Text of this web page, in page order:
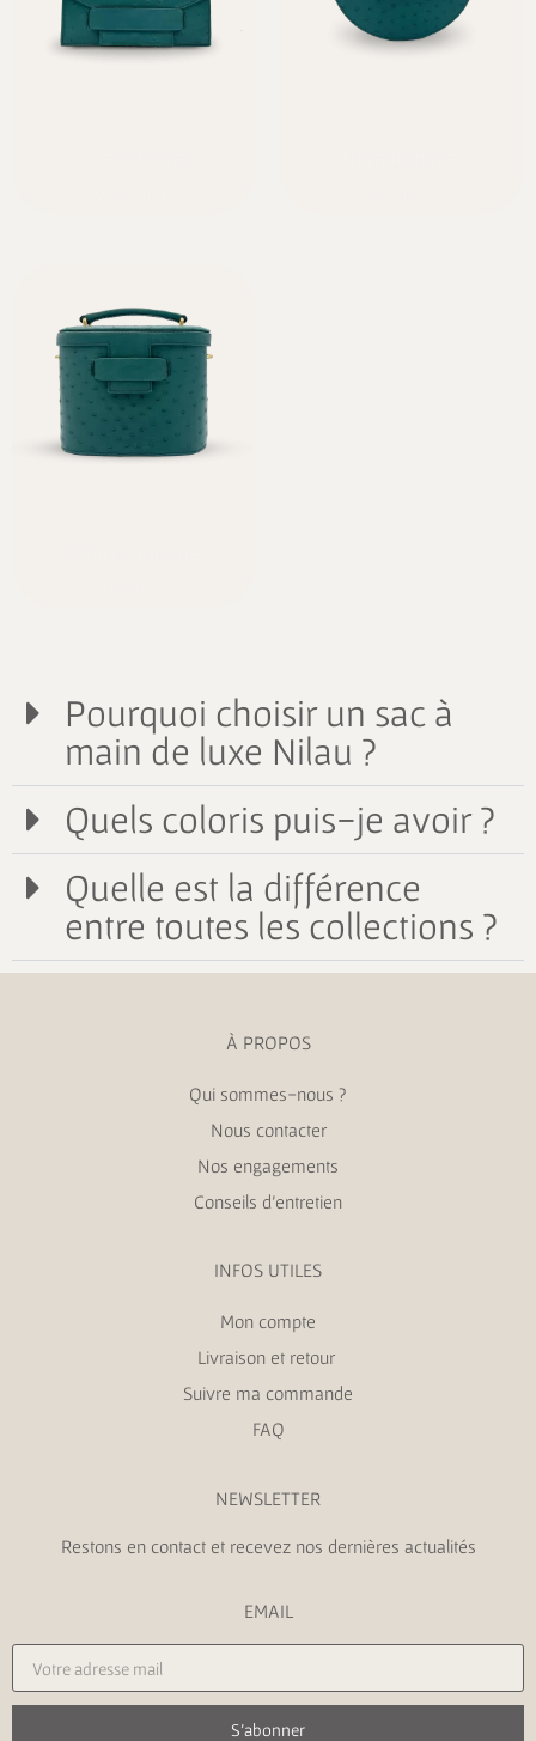
Pourquoi choisir un sac à
main de luxe Nilau ?
Quels coloris puis-je avoir ?
Quelle est la différence
entre toutes les collections ?
À PROPOS
Qui sommes-nous ?
Nous contacter
Nos engagements
Conseils d’entretien
INFOS UTILES
Mon compte
Livraison et retour
Suivre ma commande
FAQ
NEWSLETTER
Restons en contact et recevez nos dernières actualités
EMAIL
S'abonner